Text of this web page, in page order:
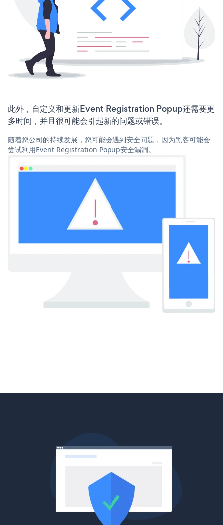
此外，自定义和更新Event Registration Popup还需要更
多时间，并且很可能会引起新的问题或错误。
随着您公司的持续发展，您可能会遇到安全问题，因为黑客可能会
尝试利用Event Registration Popup安全漏洞。